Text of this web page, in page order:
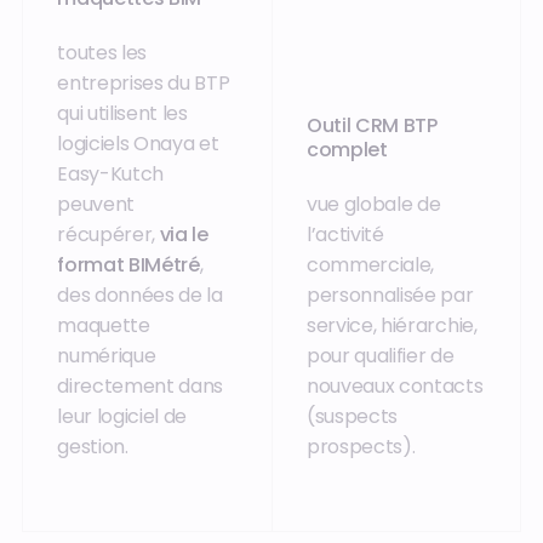
toutes les
entreprises du BTP
qui utilisent les
logiciels Onaya et
Easy-Kutch
peuvent
récupérer, via le
format BIMétré,
des données de la
maquette
numérique
directement dans
leur logiciel de
gestion.
Outil CRM BTP
complet
vue globale de
l’activité
commerciale,
personnalisée par
service, hiérarchie,
pour qualifier de
nouveaux contacts
(suspects
prospects).